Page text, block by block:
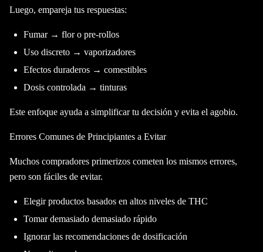
Luego, empareja tus respuestas:
Fumar → flor o pre-rollos
Uso discreto → vaporizadores
Efectos duraderos → comestibles
Dosis controlada → tinturas
Este enfoque ayuda a simplificar tu decisión y evita el agobio.
Errores Comunes de Principiantes a Evitar
Muchos compradores primerizos cometen los mismos errores,
pero son fáciles de evitar.
Elegir productos basados en altos niveles de THC
Tomar demasiado demasiado rápido
Ignorar las recomendaciones de dosificación